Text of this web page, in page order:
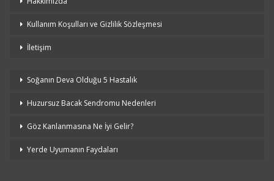
Kullanım Koşulları ve Gizlilik Sözleşmesi
İletişim
Soğanın Deva Olduğu 5 Hastalık
Huzursuz Bacak Sendromu Nedenleri
Göz Kanlanmasına Ne İyi Gelir?
Yerde Uyumanın Faydaları